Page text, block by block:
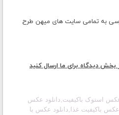
به تمامی سایت های میهن طرح
دیدگاه برای ما ارسال کنید
عکس استوک باکیفیت,دانلود عکس
باکیفیت غذا,دانلود عکس با